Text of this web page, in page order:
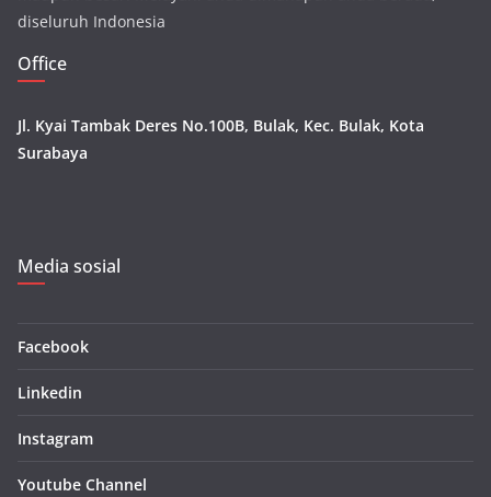
diseluruh Indonesia
Office
Jl. Kyai Tambak Deres No.100B, Bulak, Kec. Bulak, Kota
Surabaya
Media sosial
Facebook
Linkedin
Instagram
Youtube Channel